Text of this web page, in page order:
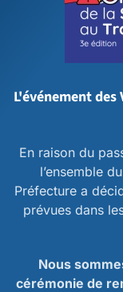
L'événement
En raison du
l’ensemble
Préfecture a
prévues dans
Nous
cérémonie de